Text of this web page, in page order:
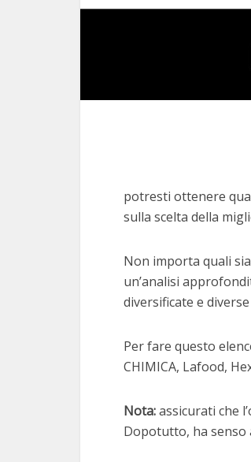
potresti ottenere
sulla scelta della
Non importa quali
un’analisi
diversificate e
Per fare questo
CHIMICA, Lafood,
Nota:assicurati che
Dopotutto, ha senso